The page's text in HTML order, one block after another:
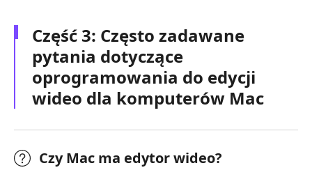
Część 3: Często zadawane
pytania dotyczące
oprogramowania do edycji
wideo dla komputerów Mac
Czy Mac ma edytor wideo?